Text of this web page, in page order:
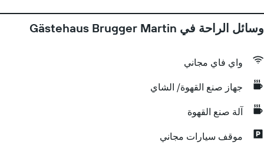
وسائل الراحة في Gästehaus Brugger Martin
واي فاي مجاني
جهاز صنع القهوة/ الشاي
آلة صنع القهوة
موقف سيارات مجاني